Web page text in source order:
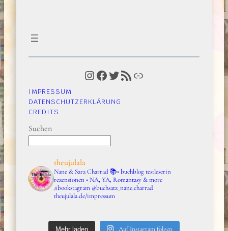
Instagram Facebook Twitter RSS-Feed Link
IMPRESSUM
DATENSCHUTZERKLÄRUNG
CREDITS
Suchen
theujulala
Nane & Sara Charrad📚• buchblog testleserin
rezensionen • NA, YA, Romantasy & more
#bookstagram @buchsatz_nane.charrad
theujulala.de/impressum
Mehr laden Auf Instagram folgen